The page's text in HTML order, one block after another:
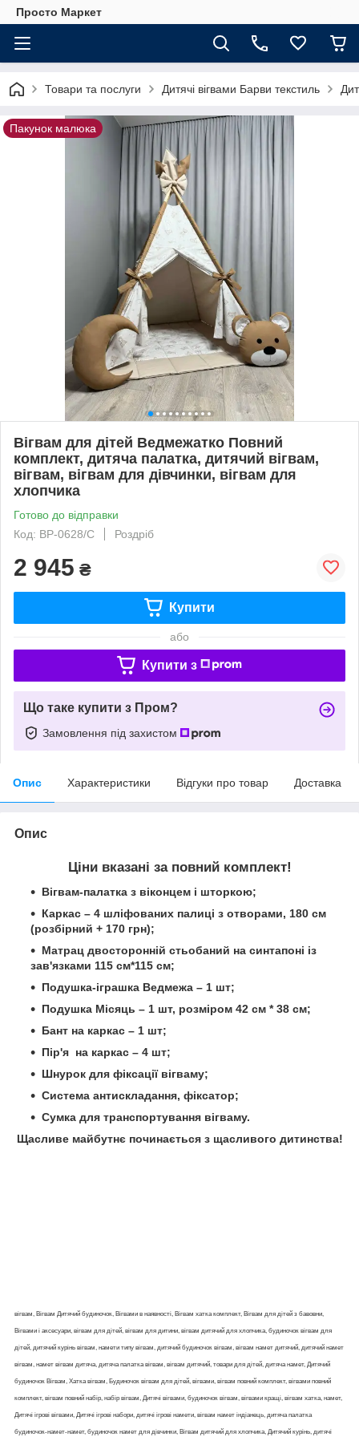
Просто Маркет
Товари та послуги Дитячі вігвами Барви текстиль
Пакунок малюка
Вігвам для дітей Ведмежатко Повний
комплект, дитяча палатка, дитячий вігвам,
вігвам, вігвам для дівчинки, вігвам для
хлопчика
Готово до відправки
Код: ВР-0628/С
Роздріб
2 945 ₴
Купити
або
Купити з
Що таке купити з Пром?
Замовлення під захистом
Опис Характеристики Відгуки про товар Доставка
Опис
Ціни вказані за повний комплект!
Вігвам-палатка з віконцем і шторкою;
Каркас – 4 шліфованих палиці з отворами, 180 см
(розбірний + 170 грн);
Матрац двосторонній стьобаний на синтапоні із
зав'язками 115 см*115 см;
Подушка-іграшка Ведмежа – 1 шт;
Подушка Місяць – 1 шт, розміром 42 см * 38 см;
Бант на каркас – 1 шт;
Пір'я на каркас – 4 шт;
Шнурок для фіксації вігваму;
Система антискладання, фіксатор;
Сумка для транспортування вігваму.
Щасливе майбутнє починається з щасливого дитинства!
вігвам, Вігвам Дитячий будиночок, Вігвами в наявності, Вігвам хатка комплект, Вігвам для дітей з бавовни,
Вігвами і аксесуари, вігвам для дітей, вігвам для дитини, вігвам дитячий для хлопчика, будиночок вігвам для
дітей, дитячий курінь вігвам, намети типу вігвам, дитячий будиночок вігвам, вігвам намет дитячий, дитячий намет
вігвам, намет вігвам дитяча, дитяча палатка вігвам, вігвам дитячий, товари для дітей, дитяча намет, Дитячий
будиночок Вігвам, Хатка вігвам, Будиночок вігвам для дітей, вігвами, вігвам повний комплект, вігвами повний
комплект, вігвам повний набір, набір вігвам, Дитячі вігвами, будиночок вігвам, вігвами кращі, вігвам хатка, намет,
Дитячі ігрові вігвами, Дитячі ігрові набори, дитячі ігрові намети, вігвам намет індіанець, дитяча палатка
будиночок-намет-намет, будиночок намет для дівчинки, Вігвам дитячий для хлопчика, Дитячий курінь, дитячі